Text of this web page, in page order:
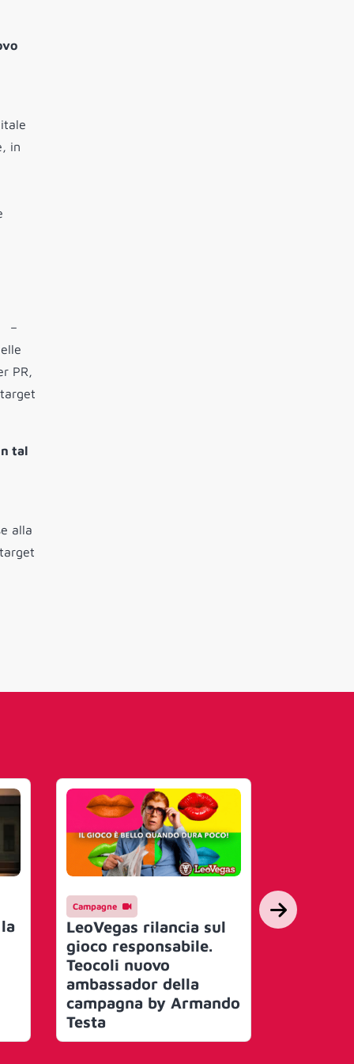
in
–
PR,
tal
alla
Campagne
LeoVegas rilancia sul
gioco responsabile.
Teocoli nuovo
ambassador della
campagna by Armando
Testa
Mercato
La